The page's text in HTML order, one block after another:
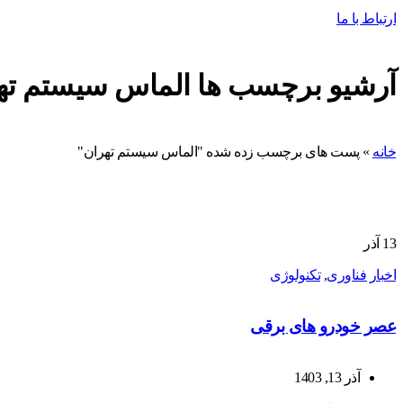
ارتباط با ما
آرشیو برچسب ها الماس سیستم
خانه » پست های برچسب زده شده "الماس سیستم تهران"
13 آذر
اخبار فناوری,تکنولوژی
عصر خودرو های برقی
آذر 13, 1403